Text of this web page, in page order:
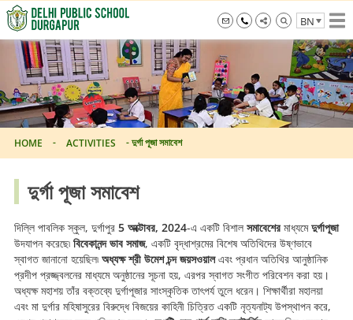
Skip
to
the
content
info@dpsdurgapur.com
+919007795297
BN
Delhi
Public
School
Durgapur
HOME - ACTIVITIES -দুর্গা পূজা সমাবেশ
দুর্গা পূজা সমাবেশ
দিল্লি পাবলিক স্কুল, দুর্গাপুর 5 অক্টোবর, 2024-এ একটি বিশাল সমাবেশের মাধ্যমেদুর্গাপূজা
উদযাপন করেছে৷ বিবেকানন্দ ভাব সমাজ, একটি বৃদ্ধাশ্রমের বিশেষ অতিথিদের উষ্ণভাবে
স্বাগত জানানো হয়েছিল৷ অধ্যক্ষ শ্রী উমেশ চন্দ জয়সওয়ালএবং প্রধান অতিথির আনুষ্ঠানিক
প্রদীপ প্রজ্জ্বলনের মাধ্যমে অনুষ্ঠানের সূচনা হয়, এরপর স্বাগত সংগীত পরিবেশন করা হয়।
অধ্যক্ষ মহাশয় তাঁর বক্তব্যে দুর্গাপূজার সাংস্কৃতিক তাৎপর্য তুলে ধরেন। শিক্ষার্থীরা মহালয়া
এবং মা দুর্গার মহিষাসুরের বিরুদ্ধে বিজয়ের কাহিনী চিত্রিত একটি নৃত্যনাট্য উপস্থাপন করে,